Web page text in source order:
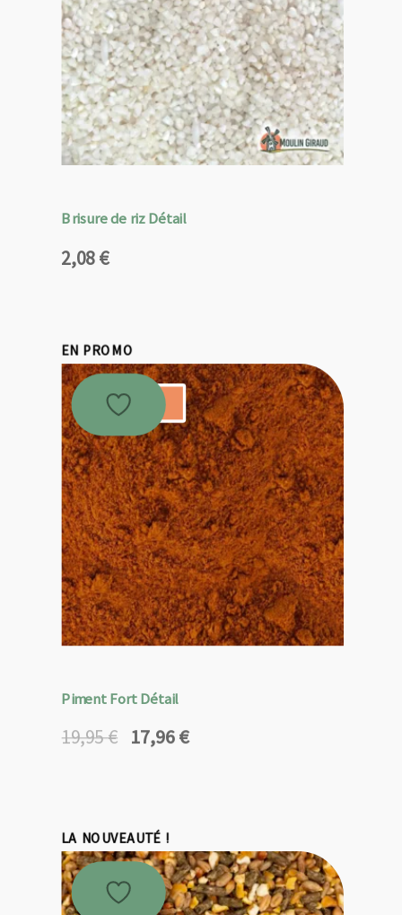
Brisure de riz Détail
2,08€
EN PROMO
Promo !
Piment Fort Détail
19,95€
Le
19,95 €.
17,96€
Le
17,96 €.
LA NOUVEAUTÉ !